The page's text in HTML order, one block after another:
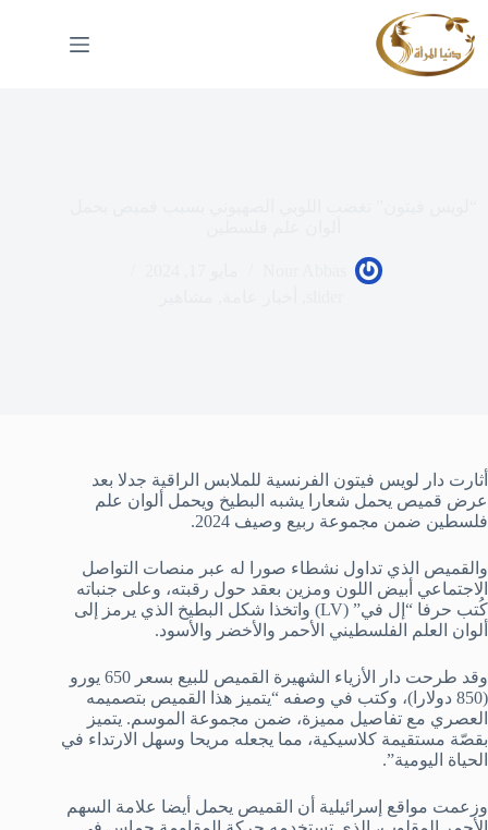
إلى
المحتوى
أثارت دار لويس فيتون الفرنسية للملابس الراقية جدلا بعد
عرض قميص يحمل شعارا يشبه البطيخ ويحمل ألوان علم
فلسطين ضمن مجموعة ربيع وصيف 2024.
والقميص الذي تداول نشطاء صورا له عبر منصات التواصل
الاجتماعي أبيض اللون ومزين بعقد حول رقبته، وعلى جنباته
كُتب حرفا “إل في” (LV) واتخذا شكل البطيخ الذي يرمز إلى
ألوان العلم الفلسطيني الأحمر والأخضر والأسود.
وقد طرحت دار الأزياء الشهيرة القميص للبيع بسعر 650 يورو
(850 دولارا)، وكتب في وصفه “يتميز هذا القميص بتصميمه
العصري مع تفاصيل مميزة، ضمن مجموعة الموسم. يتميز
بقصّة مستقيمة كلاسيكية، مما يجعله مريحا وسهل الارتداء في
الحياة اليومية”.
وزعمت مواقع إسرائيلية أن القميص يحمل أيضا علامة السهم